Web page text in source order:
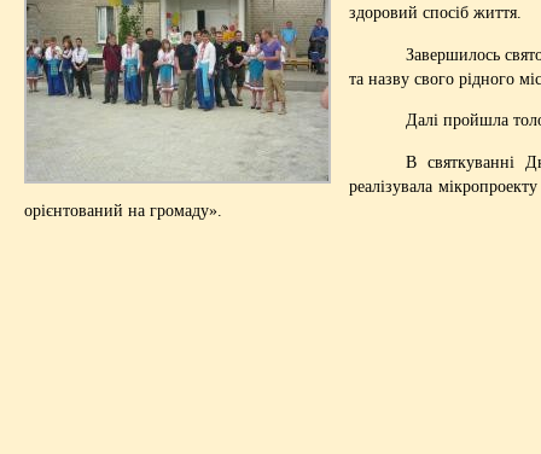
здоровий спосіб життя.
Завершилось
та назву свого рідного
Далі пройшла
В святкуванні
реалізувала
орієнтований на громаду».